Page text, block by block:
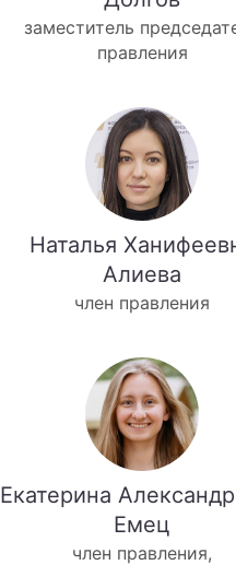
заместитель
правления
Наталья
Алиева
член правления
Екатерина
Емец
член правления,